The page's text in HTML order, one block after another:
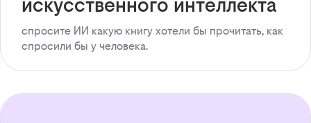
искусственного интеллекта
спросите ИИ какую книгу хотели бы прочитать, как
спросили бы у человека.